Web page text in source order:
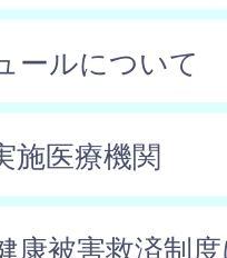
ールについて
施医療機関
康被害救済制